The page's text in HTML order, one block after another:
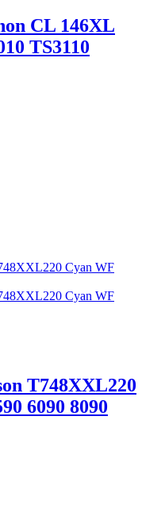
CL 146XL
TS3110
T748XXL220
6090 8090